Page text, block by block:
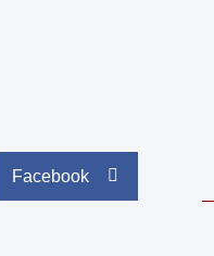
Facebook